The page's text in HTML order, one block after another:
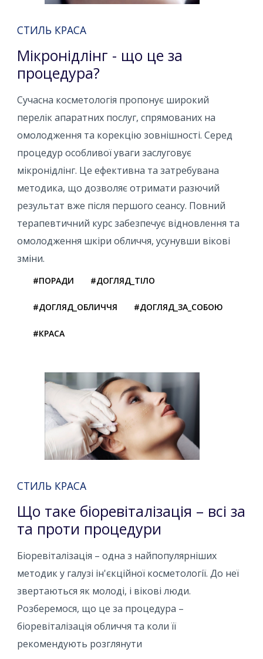
СТИЛЬ КРАСА
Мікронідлінг - що це за
процедура?
Сучасна косметологія пропонує широкий
перелік апаратних послуг, спрямованих на
омолодження та корекцію зовнішності. Серед
процедур особливої ​​уваги заслуговує
мікронідлінг. Це ефективна та затребувана
методика, що дозволяє отримати разючий
результат вже після першого сеансу. Повний
терапевтичний курс забезпечує відновлення та
омолодження шкіри обличчя, усунувши вікові
зміни.
#ПОРАДИ #ДОГЛЯД_ТІЛО
#ДОГЛЯД_ОБЛИЧЧЯ #ДОГЛЯД_ЗА_СОБОЮ
#КРАСА
СТИЛЬ КРАСА
Що таке біоревіталізація – всі за
та проти процедури
Біоревіталізація – одна з найпопулярніших
методик у галузі ін'єкційної косметології. До неї
звертаються як молоді, і вікові люди.
Розберемося, що це за процедура – ​​
біоревіталізація обличчя та коли її
рекомендують розглянути